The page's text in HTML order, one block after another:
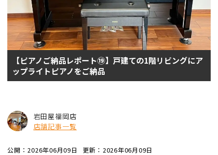
【ピアノご納品レポート⑲】戸建ての1階リビングにア
ップライトピアノをご納品
岩田屋福岡店
店舗記事一覧
公開：2026年06月09日 更新：2026年06月09日